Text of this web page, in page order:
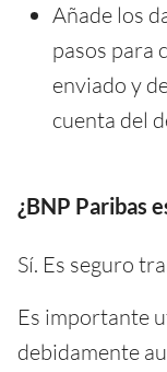
Añade los
pasos para
enviado y
cuenta del
¿BNP Paribas
Sí. Es seguro
Es importante
debidamente